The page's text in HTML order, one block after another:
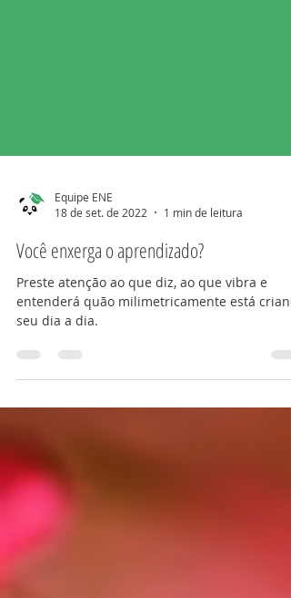
18 de set. de 2022
1 min de leitura
Você enxerga o aprendizado?
Preste atenção ao que diz, ao que vibra e
seu dia a dia.